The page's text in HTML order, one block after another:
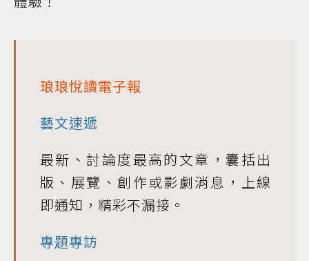
琅琅悅讀電子報
藝文速遞
最新、討論度最高的文章，囊括出
版、展覽、創作或影劇消息，上線
即通知，精彩不漏接。
專題專訪